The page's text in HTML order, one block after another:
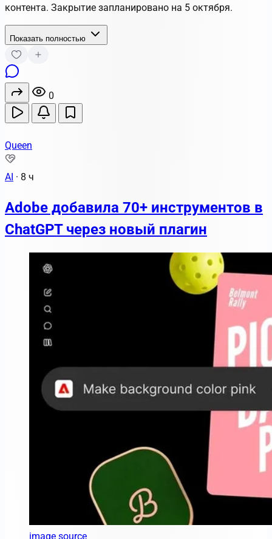
контента. Закрытие запланировано на 5 октября.
Показать полностью
0
Queen
AI · 8 ч
Adobe добавила 70+ инструментов в
ChatGPT через новый плагин
image source